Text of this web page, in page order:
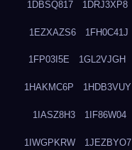
1DBSQ817 1DRJ3XP8
1EZXAZS6 1FH0C41J
1FP03I5E 1GL2VJGH
1HAKMC6P 1HDB3VUY
1IASZ8H3 1IF86W04
1IWGPKRW 1JEZBYO7